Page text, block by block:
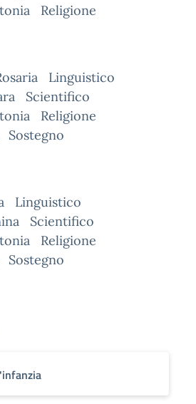
Religione
Linguistico
Scientifico
Religione
Sostegno
Linguistico
Scientifico
Religione
Sostegno